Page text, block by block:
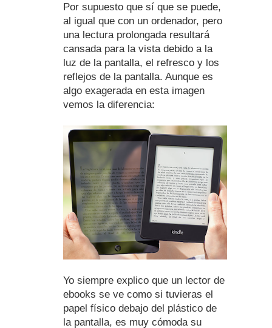
Por supuesto que sí que se puede,
al igual que con un ordenador, pero
una lectura prolongada resultará
cansada para la vista debido a la
luz de la pantalla, el refresco y los
reflejos de la pantalla. Aunque es
algo exagerada en esta imagen
vemos la diferencia:
Yo siempre explico que un lector de
ebooks se ve como si tuvieras el
papel físico debajo del plástico de
la pantalla, es muy cómoda su